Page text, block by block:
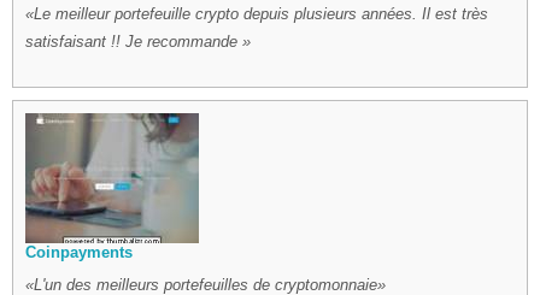
Le meilleur portefeuille crypto depuis plusieurs années. Il est très
satisfaisant !! Je recommande
Coinpayments
L'un des meilleurs portefeuilles de cryptomonnaie